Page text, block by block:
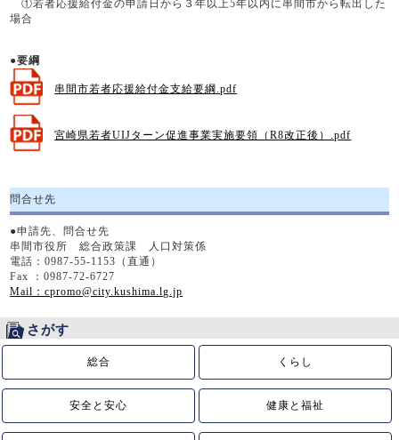
①若者応援給付金の申請日から３年以上5年以内に串間市から転出した
場合
●要綱
串間市若者応援給付金支給要綱.pdf
宮崎県若者UIJターン促進事業実施要領（R8改正後）.pdf
問合せ先
●申請先、問合せ先
串間市役所 総合政策課 人口対策係
電話：0987-55-1153（直通）
Fax ：0987-72-6727
Mail：cpromo@city.kushima.lg.jp
さがす
総合 くらし
安全と安心 健康と福祉